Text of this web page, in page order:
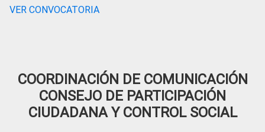
VER CONVOCATORIA
COORDINACIÓN DE COMUNICACIÓN
CONSEJO DE PARTICIPACIÓN
CIUDADANA Y CONTROL SOCIAL